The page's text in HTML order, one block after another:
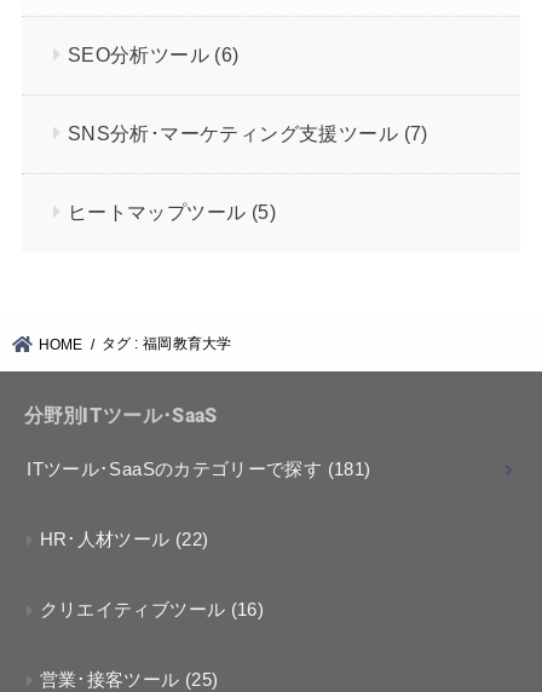
SEO分析ツール (6)
SNS分析･マーケティング支援ツール (7)
ヒートマップツール (5)
HOME タグ : 福岡教育大学
分野別ITツール･SaaS
ITツール･SaaSのカテゴリーで探す (181)
HR･人材ツール (22)
クリエイティブツール (16)
営業･接客ツール (25)